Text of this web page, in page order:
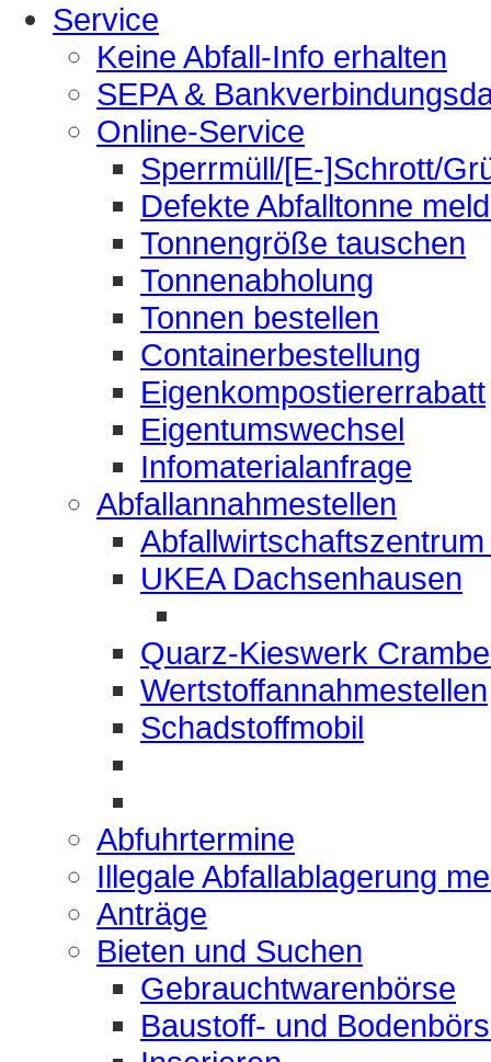
Service
Keine Abfall-Info erhalten
SEPA &
Online-Service
Sperrmüll/[E-]Schrott/
Defekte Abfalltonne
Tonnengröße tauschen
Tonnenabholung
Tonnen bestellen
Containerbestellung
Eigenkompostiererrabatt
Eigentumswechsel
Infomaterialanfrage
Abfallannahmestellen
UKEA Dachsenhausen
Quarz-Kieswerk
Wertstoffannahmestellen
Schadstoffmobil
Abfuhrtermine
Illegale Abfallablagerung
Anträge
Bieten und Suchen
Gebrauchtwarenbörse
Baustoff- und